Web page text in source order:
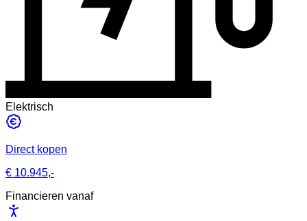
Elektrisch
Direct kopen
€ 10.945,-
Financieren vanaf